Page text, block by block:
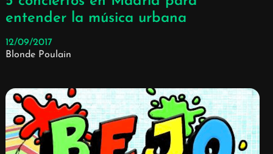
entender la música urbana
12/09/2017
Blonde Poulain